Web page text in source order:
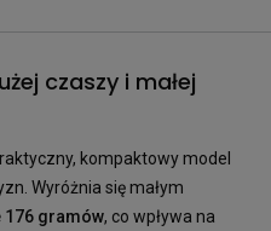
czaszy i małej
kompaktowy model
Wyróżnia się małym
176 gramów, co wpływa na